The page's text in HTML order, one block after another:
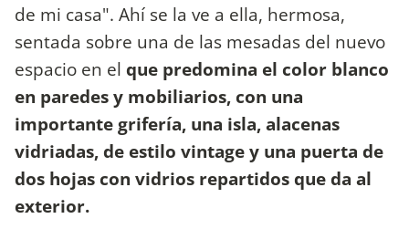
de mi casa". Ahí se la ve a ella, hermosa,
sentada sobre una de las mesadas del nuevo
espacio en el que predomina el color blanco
en paredes y mobiliarios, con una
importante grifería, una isla, alacenas
vidriadas, de estilo vintage y una puerta de
dos hojas con vidrios repartidos que da al
exterior.